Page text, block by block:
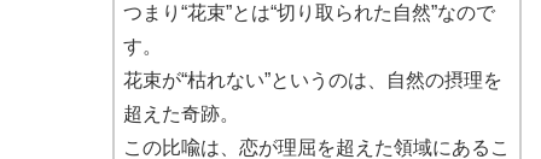
つまり“花束”とは“切り取られた自然”なので
す。
花束が“枯れない”というのは、自然の摂理を
超えた奇跡。
この比喩は、恋が理屈を超えた領域にあるこ